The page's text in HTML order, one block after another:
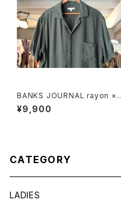
BANKS JOURNAL rayon ×li
nen open-collar Shirt
¥9,900
CATEGORY
LADIES